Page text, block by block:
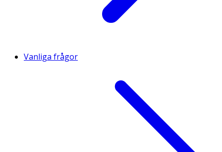
Vanliga frågor